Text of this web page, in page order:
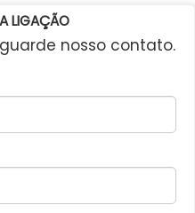
LIGAÇÃO
nosso contato.